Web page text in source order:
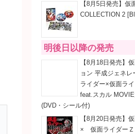
【8月5日発売】
COLLECTION 2
明後日以降の発売
【8月18日発売】
ョン 平成ジェネ
ライダー×仮面ラ
feat.スカル
(DVD・シール付)
【8月20日発売】
× 仮面ライダーＺ